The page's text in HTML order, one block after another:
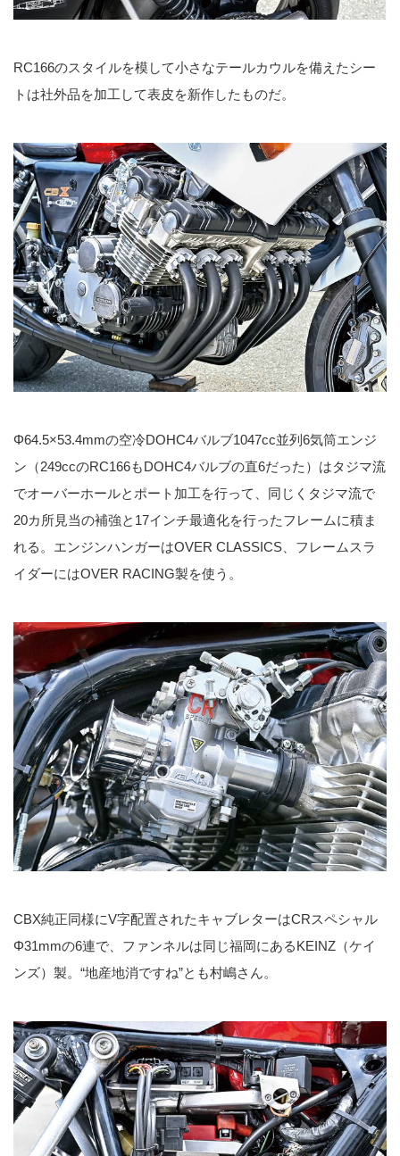
RC166のスタイルを模して小さなテールカウルを備えたシー
トは社外品を加工して表皮を新作したものだ。
Φ64.5×53.4mmの空冷DOHC4バルブ1047cc並列6気筒エンジ
ン（249ccのRC166もDOHC4バルブの直6だった）はタジマ流
でオーバーホールとポート加工を行って、同じくタジマ流で
20カ所見当の補強と17インチ最適化を行ったフレームに積ま
れる。エンジンハンガーはOVER CLASSICS、フレームスラ
イダーにはOVER RACING製を使う。
CBX純正同様にV字配置されたキャブレターはCRスペシャル
Φ31mmの6連で、ファンネルは同じ福岡にあるKEINZ（ケイ
ンズ）製。“地産地消ですね”とも村嶋さん。